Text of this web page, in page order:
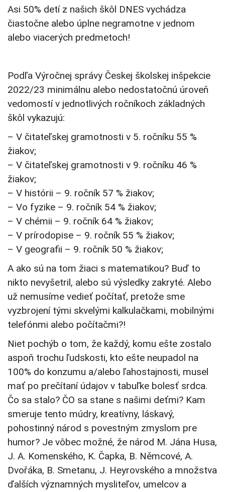
Asi 50% detí z našich škôl DNES vychádza
čiastočne alebo úplne negramotne v jednom
alebo viacerých predmetoch!
Podľa Výročnej správy Českej školskej inšpekcie
2022/23 minimálnu alebo nedostatočnú úroveň
vedomostí v jednotlivých ročníkoch základných
škôl vykazujú:
– V čitateľskej gramotnosti v 5. ročníku 55 %
žiakov;
– V čitateľskej gramotnosti v 9. ročníku 46 %
žiakov;
– V histórii – 9. ročník 57 % žiakov;
– Vo fyzike – 9. ročník 54 % žiakov;
– V chémii – 9. ročník 64 % žiakov;
– V prírodopise – 9. ročník 55 % žiakov;
– V geografii – 9. ročník 50 % žiakov;
A ako sú na tom žiaci s matematikou? Buď to
nikto nevyšetril, alebo sú výsledky zakryté. Alebo
už nemusíme vedieť počítať, pretože sme
vyzbrojení tými skvelými kalkulačkami, mobilnými
telefónmi alebo počítačmi?!
Niet pochýb o tom, že každý, komu ešte zostalo
aspoň trochu ľudskosti, kto ešte neupadol na
100% do konzumu a/alebo ľahostajnosti, musel
mať po prečítaní údajov v tabuľke bolesť srdca.
Čo sa stalo? ČO sa stane s našimi deťmi? Kam
smeruje tento múdry, kreatívny, láskavý,
pohostinný národ s povestným zmyslom pre
humor? Je vôbec možné, že národ M. Jána Husa,
J. A. Komenského, K. Čapka, B. Němcové, A.
Dvořáka, B. Smetanu, J. Heyrovského a množstva
ďalších významných mysliteľov, umelcov a